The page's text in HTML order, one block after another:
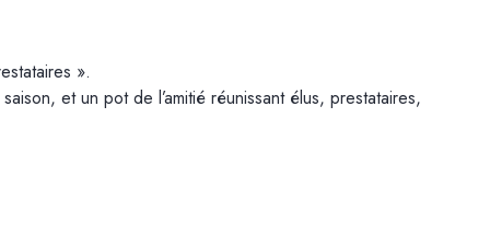
».
et un pot de l’amitié réunissant élus, prestataires,